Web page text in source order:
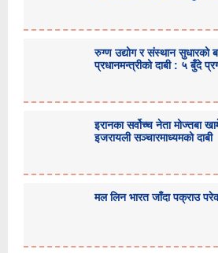
रुग्ण उद्योग र संस्थान सुधारको
प्रधानमन्त्रीको दाबी : ५ बुँदे
इरानका सर्वोच्च नेता मोज्तबा
इजरायली सञ्चारमाध्यमको दाबी
मल लिन भारत जाँदा पक्राउ